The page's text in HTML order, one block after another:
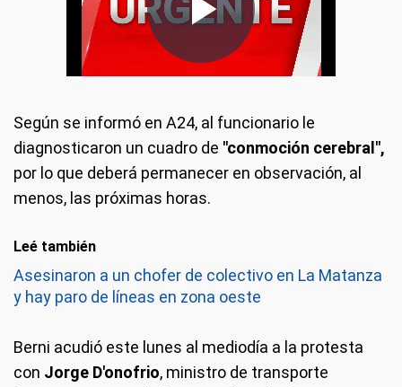
Según se informó en A24, al funcionario le
diagnosticaron un cuadro de "conmoción cerebral",
por lo que deberá permanecer en observación, al
menos, las próximas horas.
Leé también
Asesinaron a un chofer de colectivo en La Matanza
y hay paro de líneas en zona oeste
Berni acudió este lunes al mediodía a la protesta
con Jorge D'onofrio, ministro de transporte